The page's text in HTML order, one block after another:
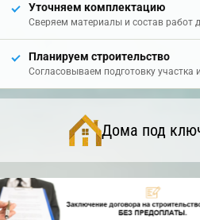
Уточняем комплектацию
Сверяем материалы и состав работ
Планируем строительство
Согласовываем подготовку участка
Дома под